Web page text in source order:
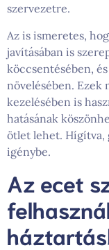
szervezetre.
Az is ismeretes,
javításában is
köccsentésében,
növelésében. Ezek
kezelésében is
hatásának
ötlet lehet. Hígítva,
igénybe.
Az ecet